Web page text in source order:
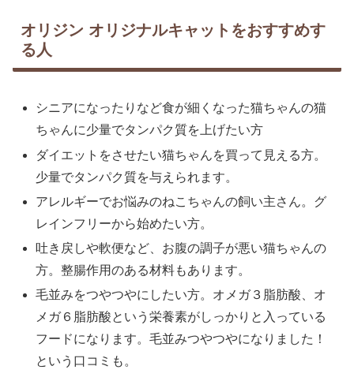
オリジン オリジナルキャットをおすすめす
る人
シニアになったりなど食が細くなった猫ちゃんの猫
ちゃんに少量でタンパク質を上げたい方
ダイエットをさせたい猫ちゃんを買って見える方。
少量でタンパク質を与えられます。
アレルギーでお悩みのねこちゃんの飼い主さん。グ
レインフリーから始めたい方。
吐き戻しや軟便など、お腹の調子が悪い猫ちゃんの
方。整腸作用のある材料もあります。
毛並みをつやつやにしたい方。オメガ３脂肪酸、オ
メガ６脂肪酸という栄養素がしっかりと入っている
フードになります。毛並みつやつやになりました！
という口コミも。